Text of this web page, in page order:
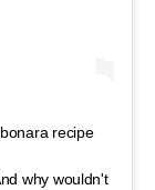
recipe
why wouldn't